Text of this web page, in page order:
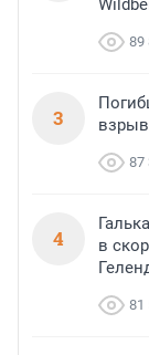
89
3
87
4
в
81